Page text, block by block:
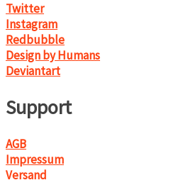
Twitter
Instagram
Redbubble
Design by Humans
Deviantart
Support
AGB
Impressum
Versand